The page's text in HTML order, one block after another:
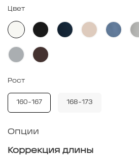
Цвет
Рост
160-167 168-173
Опции
Коррекция длины